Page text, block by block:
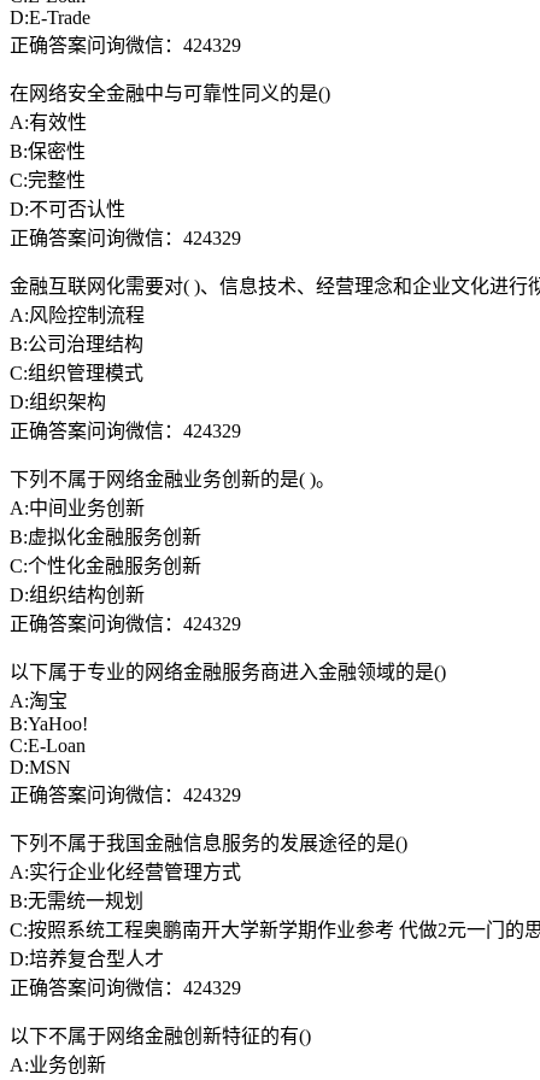
D:E-Trade
正确答案问询微信：424329
在网络安全金融中与可靠性同义的是()
A:有效性
B:保密性
C:完整性
D:不可否认性
正确答案问询微信：424329
金融互联网化需要对( )、信息技术、经营理念和企业文化进行
A:风险控制流程
B:公司治理结构
C:组织管理模式
D:组织架构
正确答案问询微信：424329
下列不属于网络金融业务创新的是( )。
A:中间业务创新
B:虚拟化金融服务创新
C:个性化金融服务创新
D:组织结构创新
正确答案问询微信：424329
以下属于专业的网络金融服务商进入金融领域的是()
A:淘宝
B:YaHoo!
C:E-Loan
D:MSN
正确答案问询微信：424329
下列不属于我国金融信息服务的发展途径的是()
A:实行企业化经营管理方式
B:无需统一规划
C:按照系统工程奥鹏南开大学新学期作业参考 代做2元一门的
D:培养复合型人才
正确答案问询微信：424329
以下不属于网络金融创新特征的有()
A:业务创新